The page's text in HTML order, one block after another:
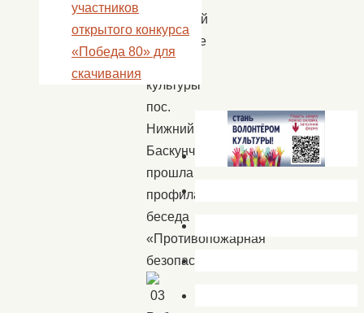
досуговой
площадке
Дома
культуры
пос.
Нижний
Баскунчак
прошла
профилактическая
беседа
«Противопожарная
безопасность».
участников
открытого конкурса
«Победа 80» для
скачивания